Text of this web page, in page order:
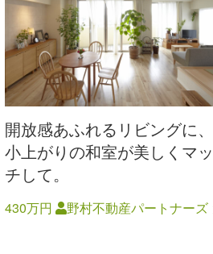
開放感あふれるリビングに、
小上がりの和室が美しくマッ
チして。
430万円 野村不動産パートナーズ